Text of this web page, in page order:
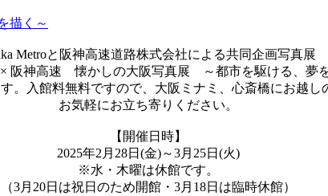
描く～
Metroと阪神高速道路株式会社による共同企画写真展
× 阪神高速 懐かしの大阪写真展 ～都市を駆ける、夢を
。入館料無料ですので、大阪ミナミ、心斎橋にお越し
お気軽にお立ち寄りください。
【開催日時】
2025年2月28日(金)～3月25日(火)
※水・木曜は休館です。
（3月20日は祝日のため開館・3月18日は臨時休館）